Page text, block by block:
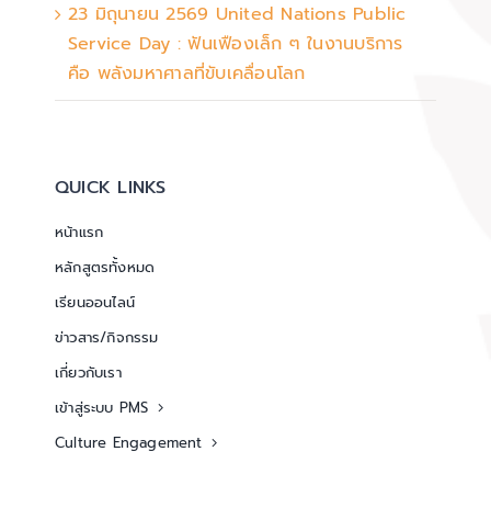
23 มิถุนายน 2569 United Nations Public
Service Day : ฟันเฟืองเล็ก ๆ ในงานบริการ
คือ พลังมหาศาลที่ขับเคลื่อนโลก
QUICK LINKS
หน้าแรก
หลักสูตรทั้งหมด
เรียนออนไลน์
ข่าวสาร/กิจกรรม
เกี่ยวกับเรา
เข้าสู่ระบบ PMS
Culture Engagement